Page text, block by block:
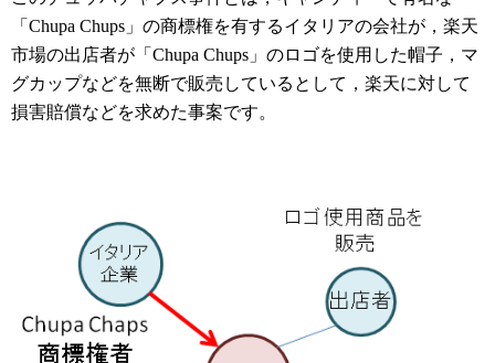
「Chupa Chups」の商標権を有するイタリアの会社が，楽天
市場の出店者が「Chupa Chups」のロゴを使用した帽子，マ
グカップなどを無断で販売しているとして，楽天に対して
損害賠償などを求めた事案です。